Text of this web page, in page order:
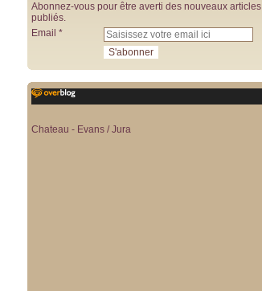
Abonnez-vous pour être averti des nouveaux articles
publiés.
Email
Chateau - Evans / Jura